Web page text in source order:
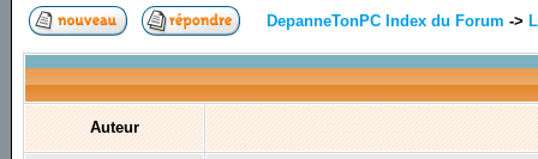
DepanneTonPC Index du Forum ->
Auteur